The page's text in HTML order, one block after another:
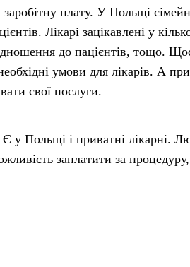
плату. У Польщі
Лікарі зацікавлені у
до пацієнтів, тощо.
умови для лікарів. А
свої послуги.
у Польщі і приватні лікарні.
заплатити за процедуру,